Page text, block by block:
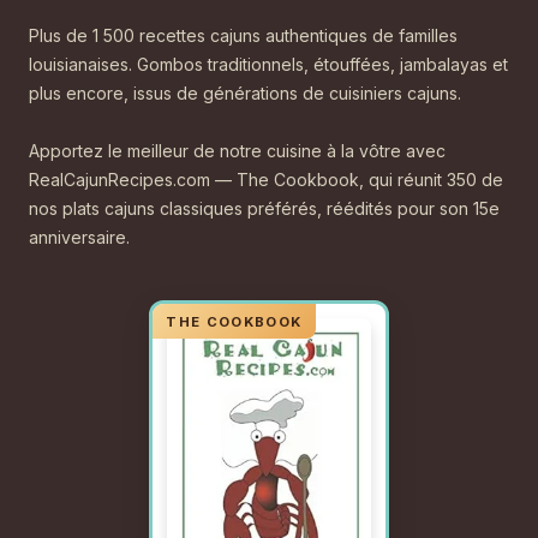
Plus de 1 500 recettes cajuns authentiques de familles
louisianaises. Gombos traditionnels, étouffées, jambalayas et
plus encore, issus de générations de cuisiniers cajuns.
Apportez le meilleur de notre cuisine à la vôtre avec
RealCajunRecipes.com — The Cookbook, qui réunit 350 de
nos plats cajuns classiques préférés, réédités pour son 15e
anniversaire.